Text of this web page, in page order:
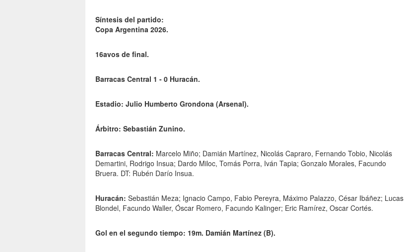
Síntesis del partido:
Copa Argentina 2026.
16avos de final.
Barracas Central 1 - 0 Huracán.
Estadio: Julio Humberto Grondona (Arsenal).
Árbitro: Sebastián Zunino.
Barracas Central: Marcelo Miño; Damián Martínez, Nicolás Capraro, Fernando Tobio, Nicolás
Demartini, Rodrigo Insua; Dardo Miloc, Tomás Porra, Iván Tapia; Gonzalo Morales, Facundo
Bruera. DT: Rubén Darío Insua.
Huracán: Sebastián Meza; Ignacio Campo, Fabio Pereyra, Máximo Palazzo, César Ibáñez; Lucas
Blondel, Facundo Waller, Óscar Romero, Facundo Kalinger; Eric Ramírez, Oscar Cortés.
Gol en el segundo tiempo: 19m. Damián Martínez (B).